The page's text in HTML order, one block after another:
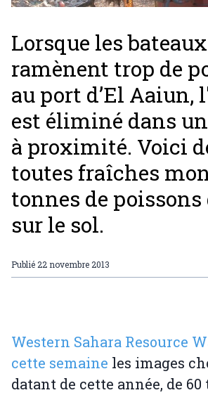
Lorsque les bateaux
ramènent trop de
au port d’El Aaiun,
est éliminé dans
à proximité. Voici
toutes fraîches
tonnes de poissons
sur le sol.
Publié 22 novembre 2013
Western Sahara Resource
cette semaine les images
datant de cette année, de 60